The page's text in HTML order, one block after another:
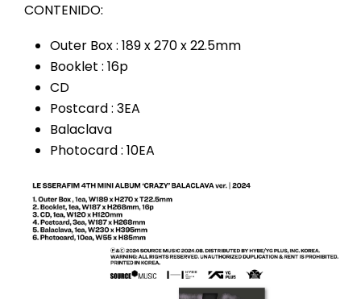
CONTENIDO:
Outer Box : 189 x 270 x 22.5mm
Booklet : 16p
CD
Postcard : 3EA
Balaclava
Photocard : 10EA